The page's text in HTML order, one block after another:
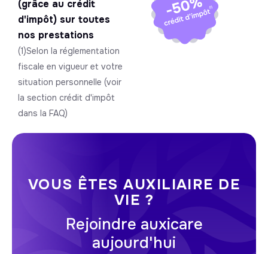
(grâce au crédit
d'impôt) sur toutes
nos prestations
(1)Selon la réglementation
fiscale en vigueur et votre
situation personnelle (voir
la section crédit d'impôt
dans la FAQ)
VOUS ÊTES AUXILIAIRE DE
VIE ?
Rejoindre auxicare
aujourd'hui